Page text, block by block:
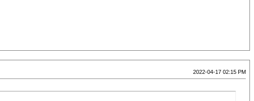
2022-04-17 02:15 PM